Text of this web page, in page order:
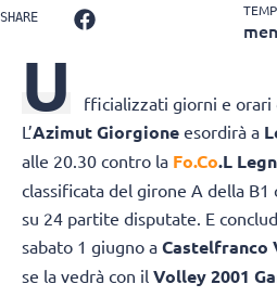
SHARE
U
fficializzati giorni e orari
L’Azimut Giorgione esordirà a
alle 20.30 contro la Fo.Co.L
classificata del girone A della
su 24 partite disputate. E
sabato 1 giugno a Castelfranco
se la vedrà con il Volley 2001